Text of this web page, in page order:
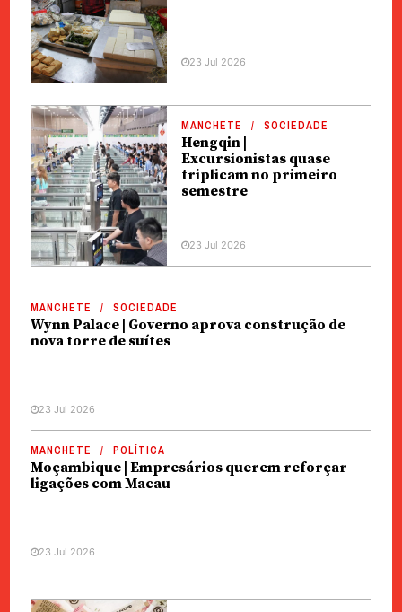
23 Jul 2026
MANCHETE SOCIEDADE
Hengqin |
Excursionistas quase
triplicam no primeiro
semestre
23 Jul 2026
MANCHETE SOCIEDADE
Wynn Palace | Governo aprova construção de
nova torre de suítes
23 Jul 2026
MANCHETE POLÍTICA
Moçambique | Empresários querem reforçar
ligações com Macau
23 Jul 2026